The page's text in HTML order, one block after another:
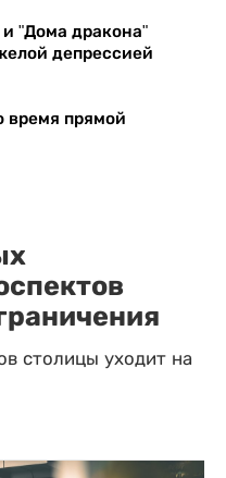
и "Дома дракона"
депрессией
время прямой
столицы уходит на